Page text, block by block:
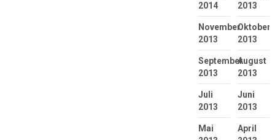
2014
2013
November
2013
Oktober
2013
September
2013
August
2013
Juli
2013
Juni
2013
Mai
April